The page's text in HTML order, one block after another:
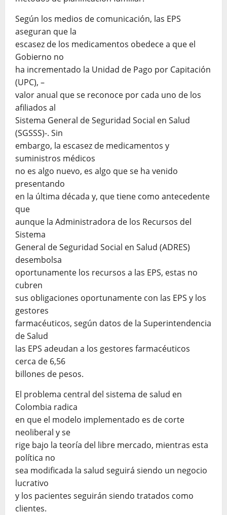
Según los medios de comunicación, las EPS
aseguran que la
escasez de los medicamentos obedece a que el
Gobierno no
ha incrementado la Unidad de Pago por Capitación
(UPC), –
valor anual que se reconoce por cada uno de los
afiliados al
Sistema General de Seguridad Social en Salud
(SGSSS)-. Sin
embargo, la escasez de medicamentos y
suministros médicos
no es algo nuevo, es algo que se ha venido
presentando
en la última década y, que tiene como antecedente
que
aunque la Administradora de los Recursos del
Sistema
General de Seguridad Social en Salud (ADRES)
desembolsa
oportunamente los recursos a las EPS, estas no
cubren
sus obligaciones oportunamente con las EPS y los
gestores
farmacéuticos, según datos de la Superintendencia
de Salud
las EPS adeudan a los gestores farmacéuticos
cerca de 6,56
billones de pesos.
El problema central del sistema de salud en
Colombia radica
en que el modelo implementado es de corte
neoliberal y se
rige bajo la teoría del libre mercado, mientras esta
política no
sea modificada la salud seguirá siendo un negocio
lucrativo
y los pacientes seguirán siendo tratados como
clientes.